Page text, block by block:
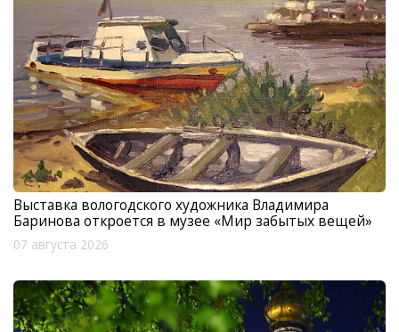
Выставка вологодского художника Владимира
Баринова откроется в музее «Мир забытых вещей»
07 августа 2026